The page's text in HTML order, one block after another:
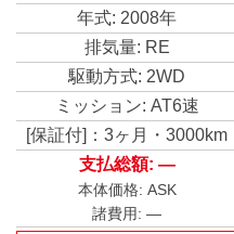
年式: 2008年
排気量: RE
駆動方式: 2WD
ミッション: AT6速
[保証付]：3ヶ月・3000km
支払総額: —
本体価格: ASK
諸費用: —